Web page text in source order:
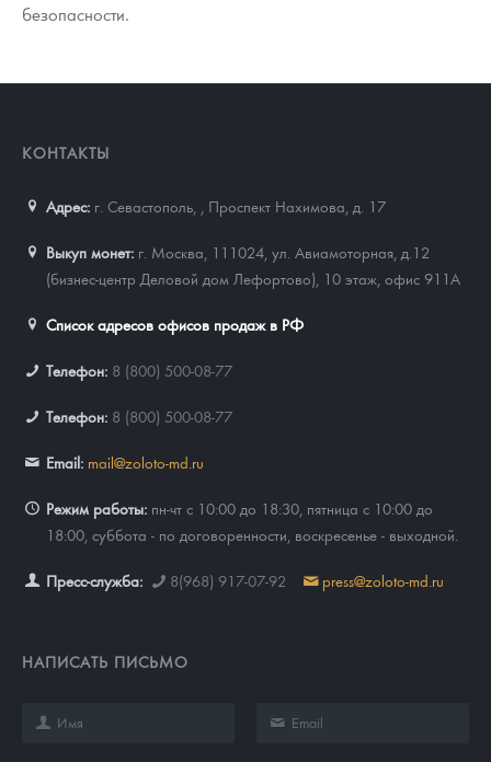
безопасности.
КОНТАКТЫ
Адрес: г. Севастополь, Проспект Нахимова, д. 17
Выкуп монет: г. Москва, 111024, ул. Авиамоторная, д.12
(бизнес-центр Деловой дом Лефортово), 10 этаж, офис 911А
Список адресов офисов продаж в РФ
Телефон: 8 (800) 500-08-77
Телефон: 8 (800) 500-08-77
Email: mail@zoloto-md.ru
Режим работы: пн-чт с 10:00 до 18:30, пятница с 10:00 до
18:00, суббота - по договоренности, воскресенье - выходной.
Пресс-служба: 8(968) 917-07-92 press@zoloto-md.ru
НАПИСАТЬ ПИСЬМО